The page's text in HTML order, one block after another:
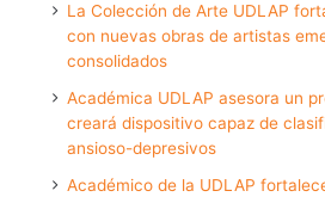
La Colección de Arte UDLAP
con nuevas obras de artistas
consolidados
Académica UDLAP asesora un
creará dispositivo capaz de
ansioso-depresivos
Académico de la UDLAP